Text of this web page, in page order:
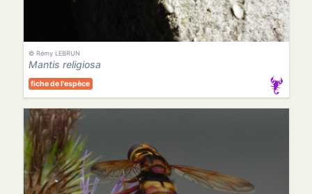
© Rémy LEBRUN
Mantis religiosa
fiche de l'espèce